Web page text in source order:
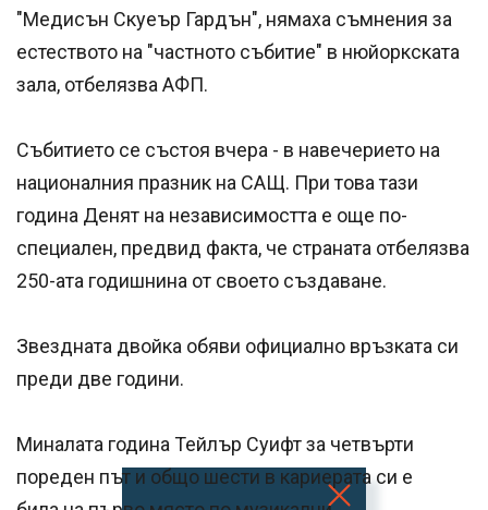
"Медисън Скуеър Гардън", нямаха съмнения за
естеството на "частното събитие" в нюйоркската
зала, отбелязва АФП.
Събитието се състоя вчера - в навечерието на
националния празник на САЩ. При това тази
година Денят на независимостта е още по-
специален, предвид факта, че страната отбелязва
250-ата годишнина от своето създаване.
Звездната двойка обяви официално връзката си
преди две години.
Миналата година Тейлър Суифт за четвърти
пореден път и общо шести в кариерата си е